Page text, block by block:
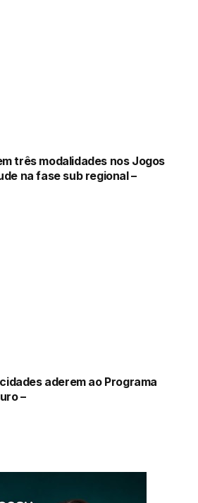
três modalidades nos Jogos
na fase sub regional –
cidades aderem ao Programa
–